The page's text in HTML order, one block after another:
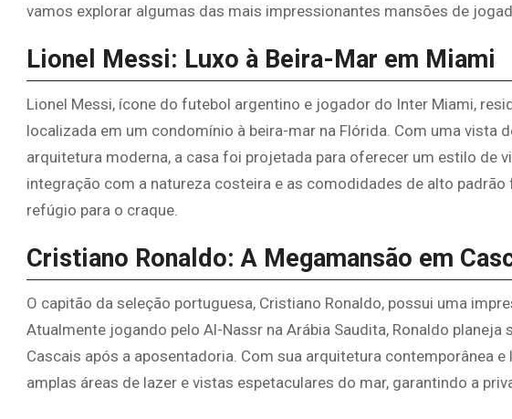
vamos explorar algumas das mais impressionantes mansões de
Lionel Messi: Luxo à Beira-Mar em Miami
Lionel Messi, ícone do futebol argentino e jogador do Inter Miami,
localizada em um condomínio à beira-mar na Flórida. Com uma vista
arquitetura moderna, a casa foi projetada para oferecer um estilo de
integração com a natureza costeira e as comodidades de alto
refúgio para o craque.
Cristiano Ronaldo: A Megamansão em
O capitão da seleção portuguesa, Cristiano Ronaldo, possui uma
Atualmente jogando pelo Al-Nassr na Arábia Saudita, Ronaldo planeja
Cascais após a aposentadoria. Com sua arquitetura contemporânea
amplas áreas de lazer e vistas espetaculares do mar, garantindo a